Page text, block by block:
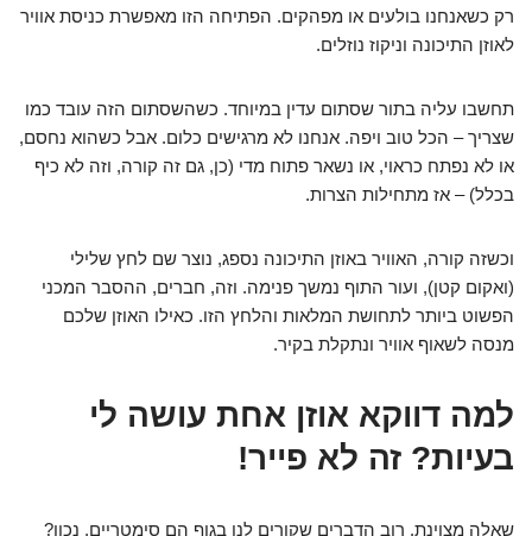
רק כשאנחנו בולעים או מפהקים. הפתיחה הזו מאפשרת כניסת אוויר
לאוזן התיכונה וניקוז נוזלים.
תחשבו עליה בתור שסתום עדין במיוחד. כשהשסתום הזה עובד כמו
שצריך – הכל טוב ויפה. אנחנו לא מרגישים כלום. אבל כשהוא נחסם,
או לא נפתח כראוי, או נשאר פתוח מדי (כן, גם זה קורה, וזה לא כיף
בכלל) – אז מתחילות הצרות.
וכשזה קורה, האוויר באוזן התיכונה נספג, נוצר שם לחץ שלילי
(ואקום קטן), ועור התוף נמשך פנימה. וזה, חברים, ההסבר המכני
הפשוט ביותר לתחושת המלאות והלחץ הזו. כאילו האוזן שלכם
מנסה לשאוף אוויר ונתקלת בקיר.
למה דווקא אוזן אחת עושה לי
בעיות? זה לא פייר!
שאלה מצוינת. רוב הדברים שקורים לנו בגוף הם סימטריים, נכון?